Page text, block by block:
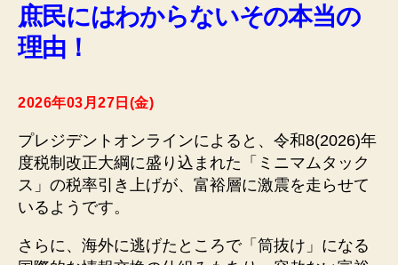
庶民にはわからないその本当の
理由！
2026年03月27日(金)
プレジデントオンラインによると、令和8(2026)年
度税制改正大綱に盛り込まれた「ミニマムタック
ス」の税率引き上げが、富裕層に激震を走らせて
いるようです。
さらに、海外に逃げたところで「筒抜け」になる